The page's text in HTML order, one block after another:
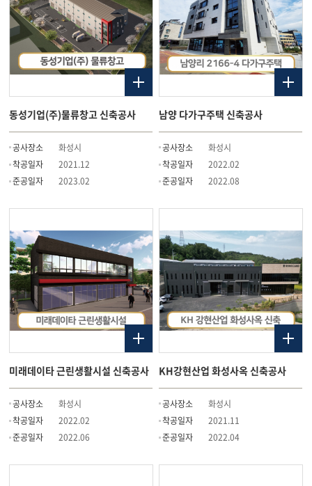
동성기업(주)물류창고 신축공사
공사장소
화성시
착공일자
2021.12
준공일자
2023.02
남양 다가구주택 신축공사
공사장소
화성시
착공일자
2022.02
준공일자
2022.08
미래데이타 근린생활시설 신축공사
공사장소
화성시
착공일자
2022.02
준공일자
2022.06
KH강현산업 화성사옥 신축공사
공사장소
화성시
착공일자
2021.11
준공일자
2022.04